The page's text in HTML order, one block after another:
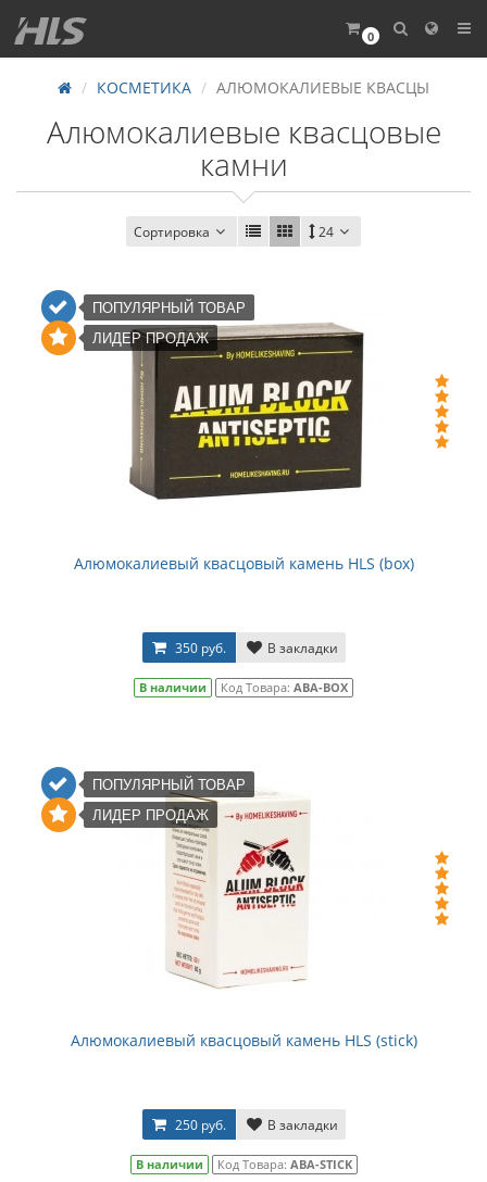
0
КОСМЕТИКА АЛЮМОКАЛИЕВЫЕ КВАСЦЫ
Алюмокалиевые квасцовые
камни
Сортировка 24
ПОПУЛЯРНЫЙ ТОВАР
ЛИДЕР ПРОДАЖ
Алюмокалиевый квасцовый камень HLS (box)
350 руб. В закладки
В наличии Код Товара: ABA-BOX
ПОПУЛЯРНЫЙ ТОВАР
ЛИДЕР ПРОДАЖ
Алюмокалиевый квасцовый камень HLS (stick)
250 руб. В закладки
В наличии Код Товара: ABA-STICK